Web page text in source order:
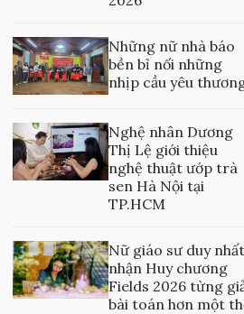
Những nữ nhà báo
bền bỉ nối những
nhịp cầu yêu
Nghệ nhân Dương
Thị Lệ giới thiệu
nghệ thuật ướp trà
sen Hà Nội tại
TP.HCM
Nữ giáo sư duy nhất
nhận Huy chương
Fields 2026 từng
bài toán hơn một